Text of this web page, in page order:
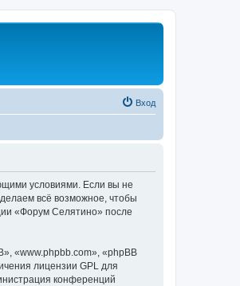
Вход
условиями. Если вы не
всё возможное, чтобы
«Форум Селятино» после
«www.phpbb.com», «phpBB
лицензии GPL для
конференций